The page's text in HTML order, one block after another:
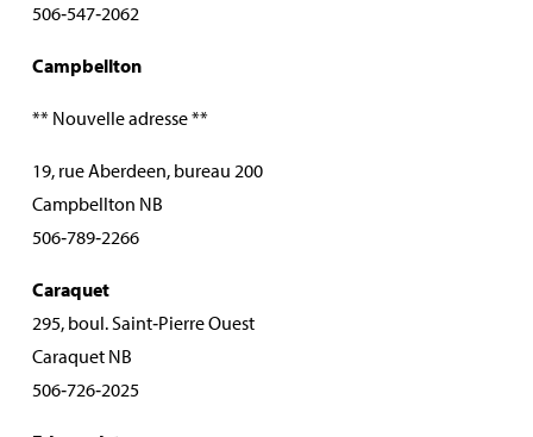
506‑547‑2062
Campbellton
** Nouvelle adresse **
19, rue Aberdeen, bureau 200
Campbellton NB
506‑789‑2266
Caraquet
295, boul. Saint‑Pierre Ouest
Caraquet NB
506‑726‑2025